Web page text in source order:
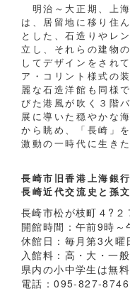
明治～大正期、上
は、居留地に移り住
とした、石造りやレ
立し、それらの建物
してデザインをされ
ア・コリント様式の
麗な石造洋館も同様
びた港風が吹く３階
展に導いた穏やかな
から眺め、「長崎」
激動の一時代に生き
長崎市旧香港上海銀
長崎近代交流史と孫
長崎市松が枝町４?２
開館時間：午前9時～
休館日：毎月第3火
入館料：高・大・
県内の小中学生は無料
電話：095-827-8746